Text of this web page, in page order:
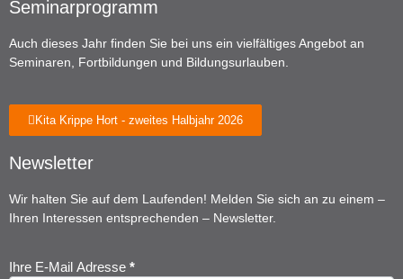
Seminarprogramm
Auch dieses Jahr finden Sie bei uns ein vielfältiges Angebot an
Seminaren, Fortbildungen und Bildungsurlauben.
Kita Krippe Hort - zweites Halbjahr 2026
Newsletter
Wir halten Sie auf dem Laufenden! Melden Sie sich an zu einem –
Ihren Interessen entsprechenden – Newsletter.
Newsletter
Ihre E-Mail Adresse *